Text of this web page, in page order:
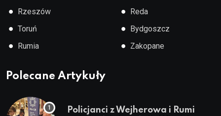
● Rzeszów
● Toruń
● Rumia
● Reda
● Bydgoszcz
● Zakopane
Polecane Artykuły
Policjanci z Wejherowa i Rumi